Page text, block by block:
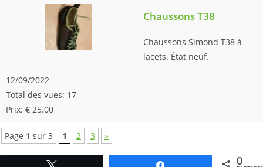
Chaussons T38
Chaussons Simond T38 à
lacets. État neuf.
12/09/2022
Total des vues: 17
Prix: € 25.00
Page 1 sur 3 1 2 3 »
0